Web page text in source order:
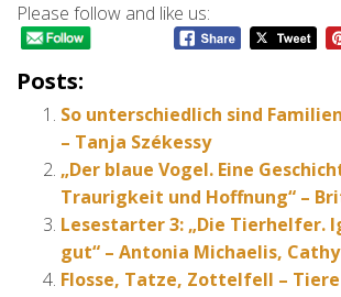
Please follow and like us:
Posts:
So unterschiedlich sind
– Tanja Székessy
„Der blaue Vogel. Eine
Traurigkeit und Hoffnung“ –
Lesestarter 3: „Die Tierhelfer.
gut“ – Antonia Michaelis,
Flosse, Tatze, Zottelfell –